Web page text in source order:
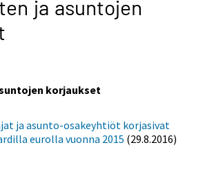
ja asuntojen
korjaukset
ja asunto-osakeyhtiöt korjasivat
eurolla vuonna 2015 (29.8.2016)